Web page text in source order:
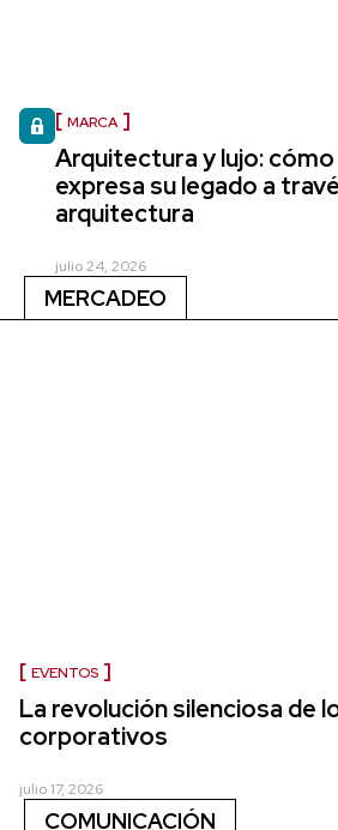
MARCA
Arquitectura y lujo: cómo
expresa su legado a
arquitectura
julio 24, 2026
MERCADEO
EVENTOS
La revolución silenciosa de
corporativos
julio 17, 2026
COMUNICACIÓN